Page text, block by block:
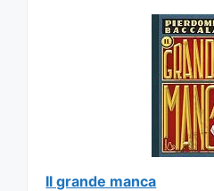
Il grande manca